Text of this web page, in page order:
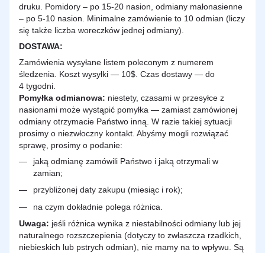
druku. Pomidory – po 15-20 nasion, odmiany małonasienne
– po 5-10 nasion. Minimalne zamówienie to 10 odmian (liczy
się także liczba woreczków jednej odmiany).
DOSTAWA:
Zamówienia wysyłane listem poleconym z numerem
śledzenia. Koszt wysyłki — 10$. Czas dostawy — do
4 tygodni.
Pomyłka odmianowa: niestety, czasami w przesyłce z
nasionami może wystąpić pomyłka — zamiast zamówionej
odmiany otrzymacie Państwo inną. W razie takiej sytuacji
prosimy o niezwłoczny kontakt. Abyśmy mogli rozwiązać
sprawę, prosimy o podanie:
jaką odmianę zamówili Państwo i jaką otrzymali w
zamian;
przybliżonej daty zakupu (miesiąc i rok);
na czym dokładnie polega różnica.
Uwaga: jeśli różnica wynika z niestabilności odmiany lub jej
naturalnego rozszczepienia (dotyczy to zwłaszcza rzadkich,
niebieskich lub pstrych odmian), nie mamy na to wpływu. Są